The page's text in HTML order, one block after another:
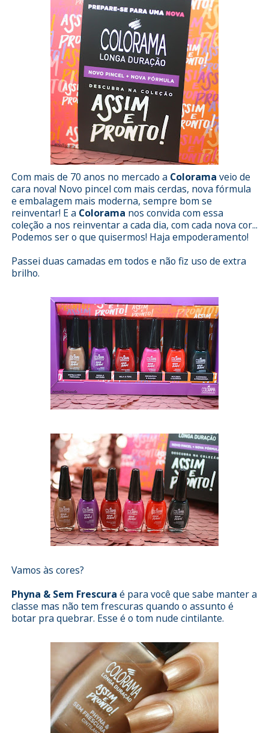
Com mais de 70 anos no mercado a Colorama veio de
cara nova! Novo pincel com mais cerdas, nova fórmula
e embalagem mais moderna, sempre bom se
reinventar! E a Colorama nos convida com essa
coleção a nos reinventar a cada dia, com cada nova cor...
Podemos ser o que quisermos! Haja empoderamento!
Passei duas camadas em todos e não fiz uso de extra
brilho.
Vamos às cores?
Phyna & Sem Frescura é para você que sabe manter a
classe mas não tem frescuras quando o assunto é
botar pra quebrar. Esse é o tom nude cintilante.